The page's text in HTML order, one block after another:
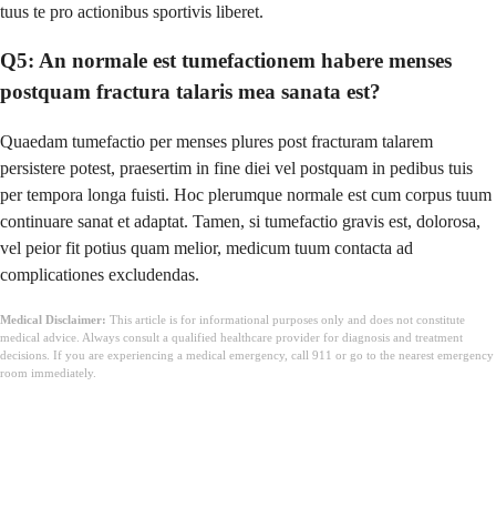
tuus te pro actionibus sportivis liberet.
Q5: An normale est tumefactionem habere menses
postquam fractura talaris mea sanata est?
Quaedam tumefactio per menses plures post fracturam talarem
persistere potest, praesertim in fine diei vel postquam in pedibus tuis
per tempora longa fuisti. Hoc plerumque normale est cum corpus tuum
continuare sanat et adaptat. Tamen, si tumefactio gravis est, dolorosa,
vel peior fit potius quam melior, medicum tuum contacta ad
complicationes excludendas.
Medical Disclaimer: This article is for informational purposes only and does not constitute
medical advice. Always consult a qualified healthcare provider for diagnosis and treatment
decisions. If you are experiencing a medical emergency, call 911 or go to the nearest emergency
room immediately.